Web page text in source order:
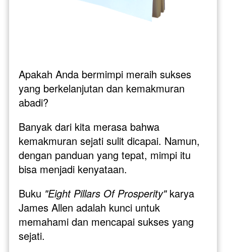
Apakah Anda bermimpi meraih sukses
yang berkelanjutan dan kemakmuran
abadi?
Banyak dari kita merasa bahwa
kemakmuran sejati sulit dicapai. Namun,
dengan panduan yang tepat, mimpi itu
bisa menjadi kenyataan.
Buku "Eight Pillars Of Prosperity" karya
James Allen adalah kunci untuk
memahami dan mencapai sukses yang
sejati.